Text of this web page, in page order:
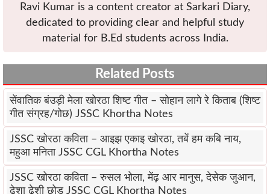
Ravi Kumar is a content creator at Sarkari Diary,
dedicated to providing clear and helpful study
material for B.Ed students across India.
Related Posts
सेंवातिक बंउड़ी मेला खोरठा शिष्ट गीत – सोहान लागे रे किताब (शिष्ट
गीत संग्रह/गोछ) JSSC Khortha Notes
JSSC खोरठा कविता – आइझ एकाइ खोरठा, तबें हम कबि नाय,
महुआ मनिता JSSC CGL Khortha Notes
JSSC खोरठा कविता – रुसल भोला, मेंढ़ आर मानुस, देसेक जुआन,
ढेशा ढेशी छोड़ JSSC CGL Khortha Notes